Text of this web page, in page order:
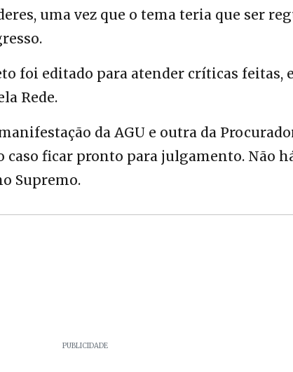
uma vez que o tema teria que ser
foi editado para atender críticas feitas,
Rede.
da AGU e outra da
caso ficar pronto para julgamento. Não
Supremo.
PUBLICIDADE